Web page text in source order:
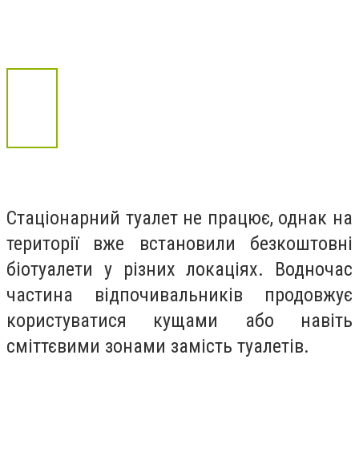
Стаціонарний туалет не працює, однак на
території вже встановили безкоштовні
біотуалети у різних локаціях. Водночас
частина відпочивальників продовжує
користуватися кущами або навіть
сміттєвими зонами замість туалетів.